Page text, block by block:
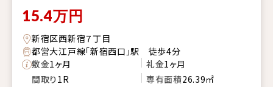
15.4万円
新宿区西新宿７丁目
都営大江戸線「新宿西口」駅 徒歩4分
敷金1ヶ月 礼金1ヶ月
間取り1R 専有面積26.39㎡